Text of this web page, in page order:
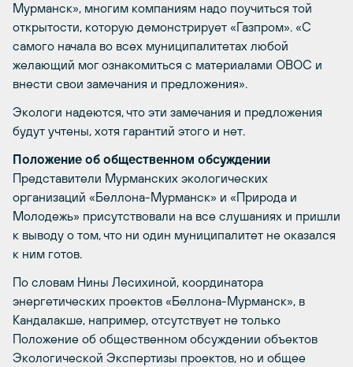
Мурманск», многим компаниям надо поучиться той
открытости, которую демонстрирует «Газпром». «С
самого начала во всех муниципалитетах любой
желающий мог ознакомиться с материалами ОВОС и
внести свои замечания и предложения».
Экологи надеются, что эти замечания и предложения
будут учтены, хотя гарантий этого и нет.
Положение об общественном обсуждении
Представители Мурманских экологических
организаций «Беллона-Мурманск» и «Природа и
Молодежь» присутствовали на все слушаниях и пришли
к выводу о том, что ни один муниципалитет не оказался
к ним готов.
По словам Нины Лесихиной, координатора
энергетических проектов «Беллона-Мурманск», в
Кандалакше, например, отсутствует не только
Положение об общественном обсуждении объектов
Экологической Экспертизы проектов, но и общее